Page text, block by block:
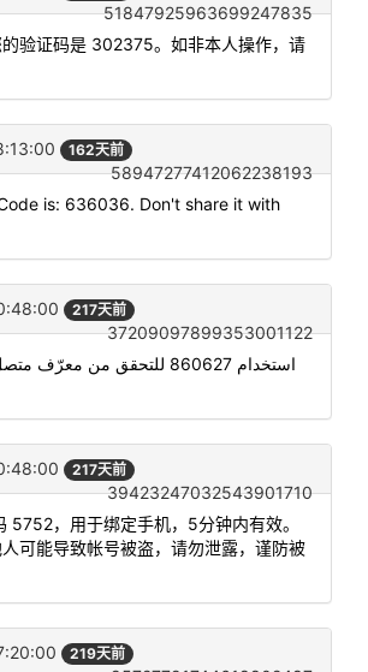
51847925963699247835
的验证码是 302375。如非本人操作，请
162天前
58947277412062238193
is: 636036. Don't share it with
217天前
37209097899353001122
استخدام 860627 للتحقق من
217天前
39423247032543901710
5752，用于绑定手机，5分钟内有效。
可能导致帐号被盗，请勿泄露，谨防被
219天前